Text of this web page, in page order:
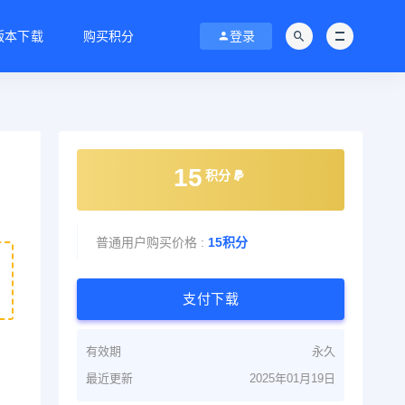
本下载 购买积分 登录
15 积分
普通用户购买价格 : 15积分
支付下载
有效期
永久
最近更新
2025年01月19日